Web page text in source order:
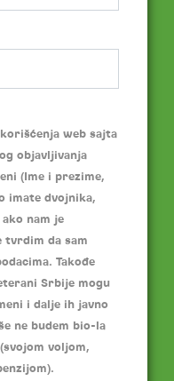
web sajta
objavljivanja
(Ime i prezime,
imate dvojnika,
nam je
tvrdim da sam
Takođe
Srbije mogu
i dalje ih javno
ne budem bio-la
voljom,